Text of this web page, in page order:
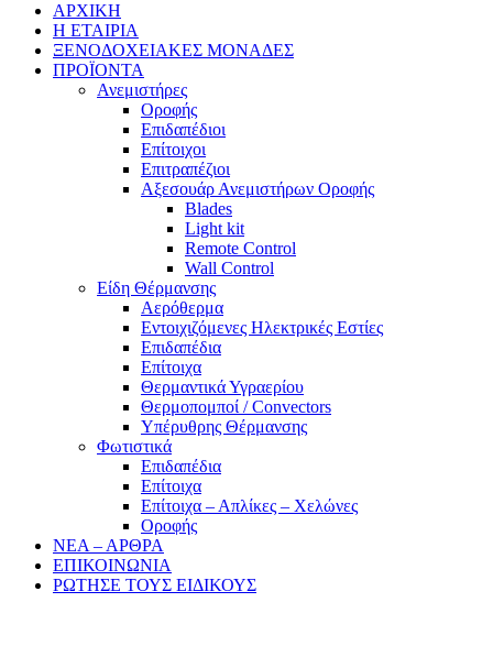
ΑΡΧΙΚΗ
Η ΕΤΑΙΡΙΑ
ΞΕΝΟΔΟΧΕΙΑΚΕΣ ΜΟΝΑΔΕΣ
ΠΡΟΪΟΝΤΑ
Ανεμιστήρες
Οροφής
Επιδαπέδιοι
Επίτοιχοι
Επιτραπέζιοι
Αξεσουάρ Ανεμιστήρων Οροφής
Blades
Light kit
Remote Control
Wall Control
Είδη Θέρμανσης
Αερόθερμα
Εντοιχιζόμενες Ηλεκτρικές Εστίες
Επιδαπέδια
Επίτοιχα
Θερμαντικά Υγραερίου
Θερμοπομποί / Convectors
Υπέρυθρης Θέρμανσης
Φωτιστικά
Επιδαπέδια
Επίτοιχα
Επίτοιχα – Απλίκες – Χελώνες
Οροφής
ΝΕΑ – ΑΡΘΡΑ
ΕΠΙΚΟΙΝΩΝΙΑ
ΡΩΤΗΣΕ ΤΟΥΣ ΕΙΔΙΚΟΥΣ